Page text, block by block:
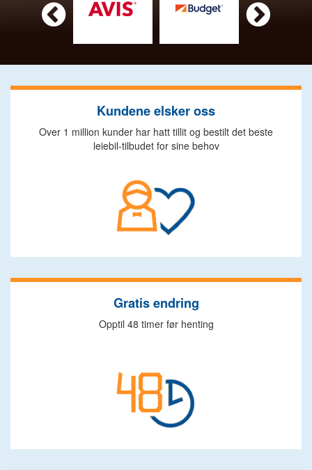
 
Kundene elsker oss
Over 1 million kunder har hatt tillit og bestilt det beste
leiebil-tilbudet for sine behov
Gratis endring
Opptil 48 timer før henting